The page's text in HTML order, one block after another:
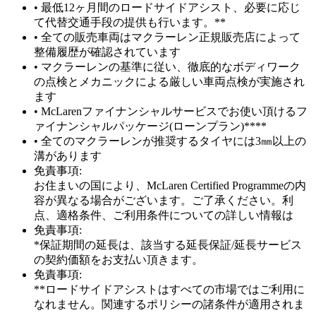
• 最低12ヶ月間のロードサイドアシスト、必要に応じ
て代替交通手段の提供も行います。**
• 全ての販売車両はマクラーレン正規販売店によって
整備履歴が確認されています
• マクラーレンの基準に従い、徹底的なボディワーク
の点検とメカニックによる厳しい車両点検が実施され
ます
• McLarenファイナンシャルサービスでお使い頂けるフ
ァイナンシャルパッケージ(ローンプラン)****
• 全てのマクラーレンが推奨するタイヤには3㎜以上の
溝があります
免責事項:
お住まいの国により、McLaren Certified Programmeの内
容が異なる場合がございます。ご了承ください。利
点、適格条件、ご利用条件についての詳しい情報は
免責事項:
*保証期間の延長は、該当する延長保証/延長サービス
の契約価額をお支払い頂きます。
免責事項:
**ロードサイドアシストはすべての市場ではご利用に
なれません。関連するポリシーの諸条件が適用されま